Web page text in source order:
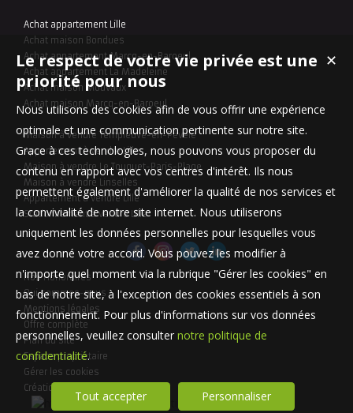
Achat appartement Lille
Achat maison Bondues
Achat appartement Marcq-en-Baroeul
Achat appartement La Madeleine
Achat maison Mouvaux
Achat maison Marcq-en-Baroeul
Maison à vendre Templeuve-en-Pévèle
Appartement à vendre Lille
Maison à vendre Le Touquet-Paris-Plage
Maison à vendre Linselles
Appartement à vendre Lille
Stationnement à vendre Lille
Nos Honoraires
Qui sommes-nous
Mentions légales
Offre complète
Plan du site
Espace propriétaire
Gérer les cookies
Création site internet
✕
Le respect de votre vie privée est une
priorité pour nous
Nous utilisons des cookies afin de vous offrir une expérience
optimale et une communication pertinente sur notre site.
Grace à ces technologies, nous pouvons vous proposer du
contenu en rapport avec vos centres d'intérêt. Ils nous
permettent également d'améliorer la qualité de nos services et
la convivialité de notre site internet. Nous utiliserons
uniquement les données personnelles pour lesquelles vous
avez donné votre accord. Vous pouvez les modifier à
n'importe quel moment via la rubrique "Gérer les cookies" en
bas de notre site, à l'exception des cookies essentiels à son
fonctionnement. Pour plus d'informations sur vos données
personnelles, veuillez consulter notre politique de
confidentialité.
Tout accepter Personnaliser